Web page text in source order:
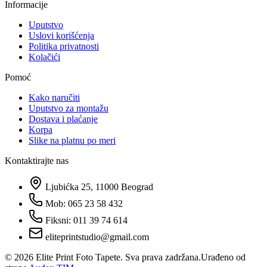
Informacije
Uputstvo
Uslovi korišćenja
Politika privatnosti
Kolačići
Pomoć
Kako naručiti
Uputstvo za montažu
Dostava i plaćanje
Korpa
Slike na platnu po meri
Kontaktirajte nas
Ljubićka 25, 11000 Beograd
Mob: 065 23 58 432
Fiksni: 011 39 74 614
eliteprintstudio@gmail.com
© 2026 Elite Print Foto Tapete. Sva prava zadržana.Urađeno od